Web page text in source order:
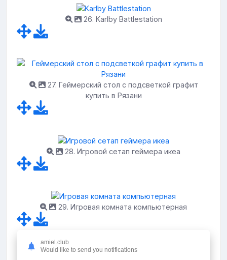
26. Karlby Battlestation
27. Геймерский стол с подсветкой графит
купить в Рязани
28. Игровой сетап геймера икеа
29. Игровая комната компьютерная
amiel.club
Would like to send you notifications